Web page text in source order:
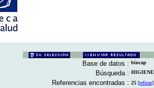
Base de datos : bincap
Búsqueda : HIGIENE
Referencias encontradas : 25 [refinar]